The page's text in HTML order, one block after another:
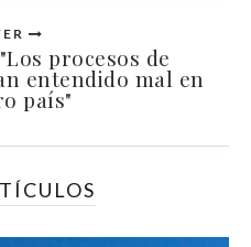
procesos de
entendido mal en
país"